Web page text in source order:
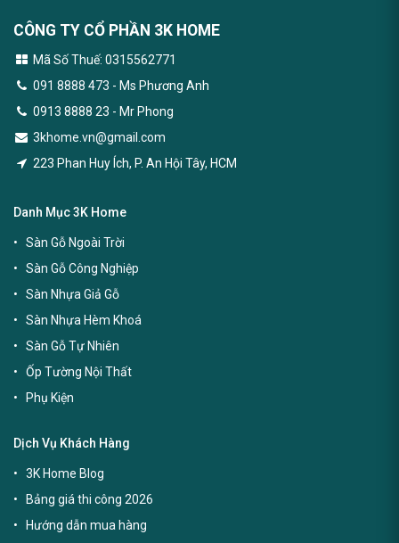
CÔNG TY CỔ PHẦN 3K HOME
Mã Số Thuế: 0315562771
091 8888 473 - Ms Phương Anh
0913 8888 23 - Mr Phong
3khome.vn@gmail.com
223 Phan Huy Ích, P. An Hội Tây, HCM
Danh Mục 3K Home
Sàn Gỗ Ngoài Trời
Sàn Gỗ Công Nghiệp
Sàn Nhựa Giả Gỗ
Sàn Nhựa Hèm Khoá
Sàn Gỗ Tự Nhiên
Ốp Tường Nội Thất
Phụ Kiện
Dịch Vụ Khách Hàng
3K Home Blog
Bảng giá thi công 2026
Hướng dẫn mua hàng